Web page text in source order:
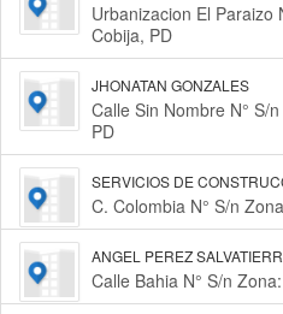
Urbanizacion El Paraizo
Cobija, PD
JHONATAN GONZALES
Calle Sin Nombre N° S/
PD
SERVICIOS DE
C. Colombia N° S/n
ANGEL PEREZ
Calle Bahia N° S/n